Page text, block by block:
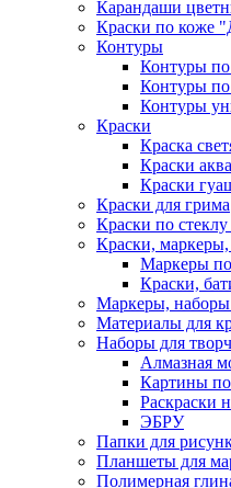
Карандаши
Краски по коже
Контуры
Контуры по
Контуры по
Контуры
Краски
Краска
Краски
Краски
Краски для грима
Краски по
Краски,
Маркеры
Краски,
Маркеры, наборы
Материалы для
Наборы для
Алмазная
Картины
Раскраски
ЭБРУ
Папки для
Планшеты для
Полимерная